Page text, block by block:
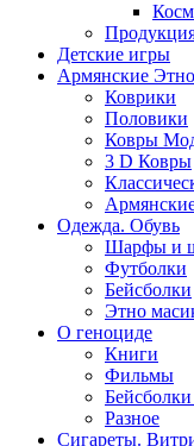
Детские игры
Армянские
Коврики
Половики
Ковры
3 D Ковры
Одежда. Обувь
Шарфы и
Футболки
Бейсболки
Этно
О геноциде
Книги
Фильмы
Разное
Сигареты.